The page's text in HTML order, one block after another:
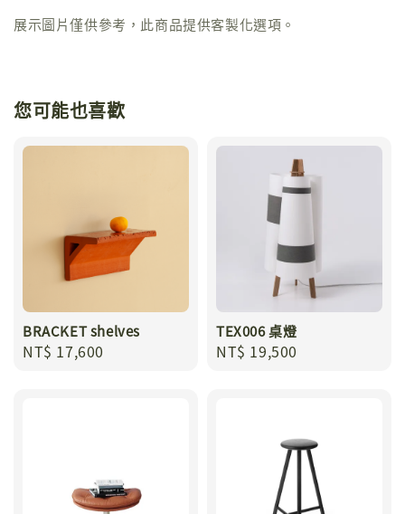
展示圖片僅供參考，此商品提供客製化選項。
您可能也喜歡
BRACKET shelves
Regular
NT$ 17,600
TEX006 桌燈
Regular
NT$ 19,500